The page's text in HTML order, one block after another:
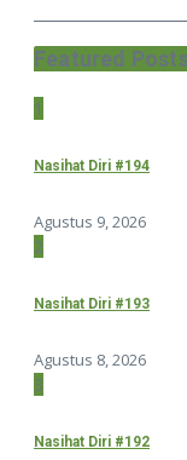
Featured
1
Nasihat Diri #194
Agustus 9, 2026
2
Nasihat Diri #193
Agustus 8, 2026
3
Nasihat Diri #192